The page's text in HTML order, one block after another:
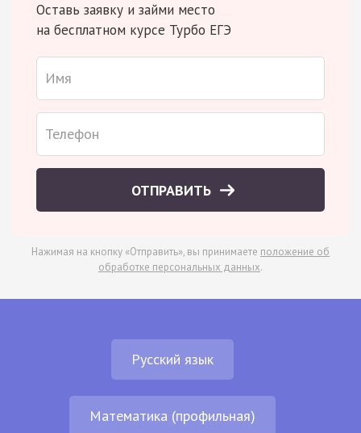
Оставь заявку и займи место
на бесплатном курсе Турбо ЕГЭ
ОТПРАВИТЬ
Нажимая на кнопку «Отправить», вы принимаете положение об
обработке персональных данных.
Русский язык
Математика (профильная)